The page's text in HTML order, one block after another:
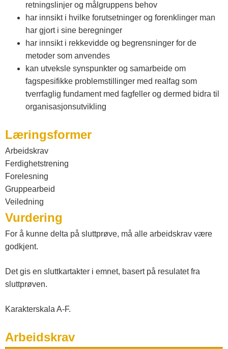
retningslinjer og målgruppens behov
har innsikt i hvilke forutsetninger og forenklinger man
har gjort i sine beregninger
har innsikt i rekkevidde og begrensninger for de
metoder som anvendes
kan utveksle synspunkter og samarbeide om
fagspesifikke problemstillinger med realfag som
tverrfaglig fundament med fagfeller og dermed bidra til
organisasjonsutvikling
Læringsformer
Arbeidskrav
Ferdighetstrening
Forelesning
Gruppearbeid
Veiledning
Vurdering
For å kunne delta på sluttprøve, må alle arbeidskrav være
godkjent.
Det gis en sluttkartakter i emnet, basert på resulatet fra
sluttprøven.
Karakterskala A-F.
Arbeidskrav